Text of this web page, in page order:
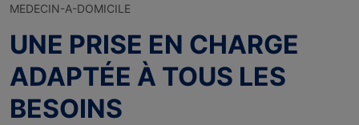
MEDECIN-A-DOMICILE
UNE PRISE EN CHARGE
ADAPTÉE À TOUS LES
BESOINS